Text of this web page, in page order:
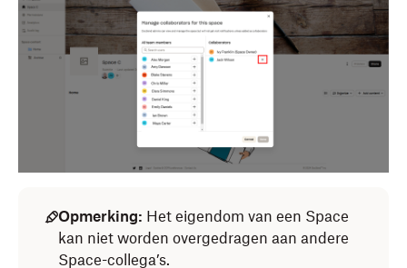
Opmerking: Het eigendom van een Space
kan niet worden overgedragen aan andere
Space-collega’s.